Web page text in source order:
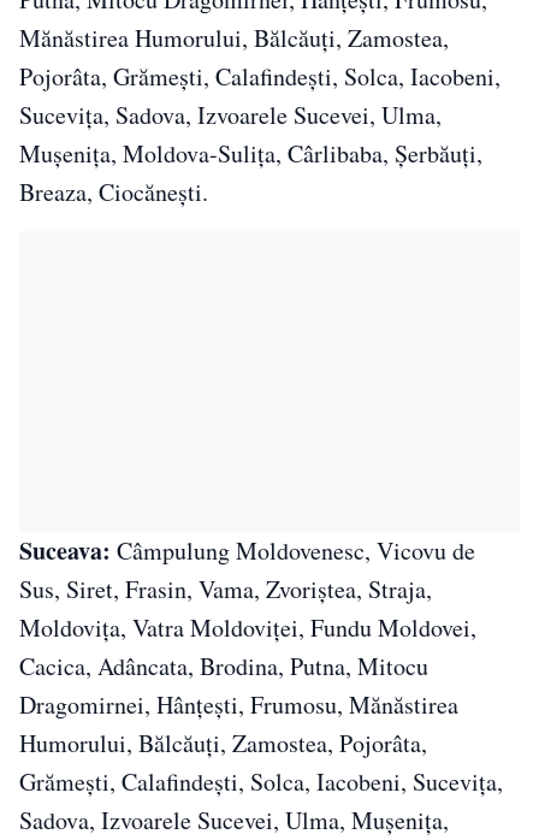
Mănăstirea Humorului, Bălcăuți, Zamostea,
Pojorâta, Grămești, Calafindești, Solca, Iacobeni,
Sucevița, Sadova, Izvoarele Sucevei, Ulma,
Mușenița, Moldova-Sulița, Cârlibaba, Șerbăuți,
Breaza, Ciocănești.
Suceava: Câmpulung Moldovenesc, Vicovu de
Sus, Siret, Frasin, Vama, Zvoriştea, Straja,
Moldoviţa, Vatra Moldoviţei, Fundu Moldovei,
Cacica, Adâncata, Brodina, Putna, Mitocu
Dragomirnei, Hânţeşti, Frumosu, Mănăstirea
Humorului, Bălcăuţi, Zamostea, Pojorâta,
Grămeşti, Calafindeşti, Solca, Iacobeni, Suceviţa,
Sadova, Izvoarele Sucevei, Ulma, Muşeniţa,